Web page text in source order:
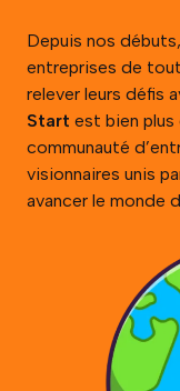
Depuis nos
entreprises de
relever leurs défis
Start est bien plus
communauté
visionnaires unis
avancer le monde